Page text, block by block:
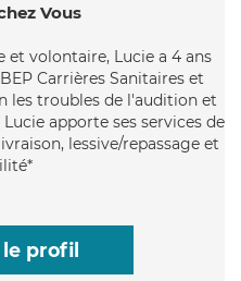
Vous
et volontaire, Lucie a 4 ans
Carrières Sanitaires et
les troubles de l'audition et
apporte ses services de
lessive/repassage et
profil